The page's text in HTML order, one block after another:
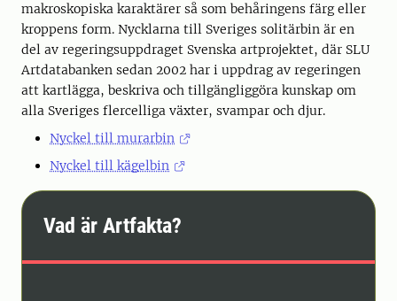
makroskopiska karaktärer så som behåringens färg eller
kroppens form. Nycklarna till Sveriges solitärbin är en
del av regeringsuppdraget Svenska artprojektet, där SLU
Artdatabanken sedan 2002 har i uppdrag av regeringen
att kartlägga, beskriva och tillgängliggöra kunskap om
alla Sveriges flercelliga växter, svampar och djur.
Nyckel till murarbin
Nyckel till kägelbin
Vad är Artfakta?